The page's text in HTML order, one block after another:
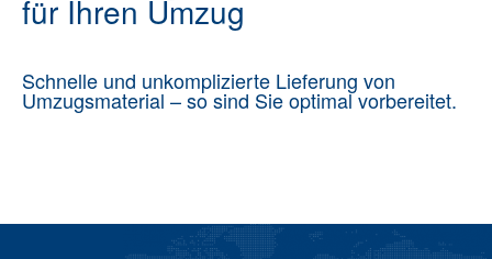
für Ihren Umzug
Schnelle und unkomplizierte Lieferung von
Umzugsmaterial – so sind Sie optimal vorbereitet.